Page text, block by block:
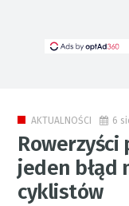
AKTUALNOŚCI 6
Rowerzyści
jeden błąd
cyklistów